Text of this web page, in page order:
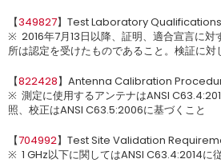
【349827】Test Laboratory Qualifications
※ 2016年7月13日以降、証明、適合宣言に対
所は認定を受けたものであること。検証に対
【822428】Antenna Calibration
※ 測定に使用するアンテナはANSI
照、校正はANSI C63.5:2006に基づくこと
【704992】Test Site Validation
※ 1 GHz以下に関してはANSI C63.4:2014に